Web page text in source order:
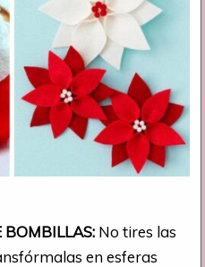
BOMBILLAS: No tires las
en esferas